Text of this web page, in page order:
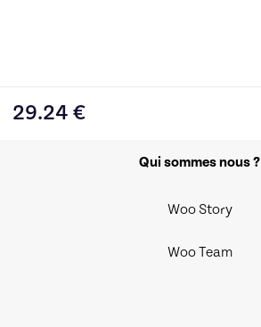
29.24 €
Qui sommes nous ?
Woo Story
Woo Team